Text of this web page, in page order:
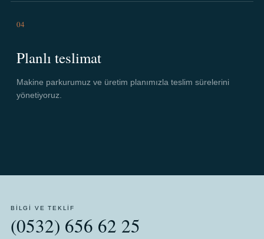
04
Planlı teslimat
Makine parkurumuz ve üretim planımızla teslim sürelerini
yönetiyoruz.
BILGI VE TEKLIF
(0532) 656 62 25